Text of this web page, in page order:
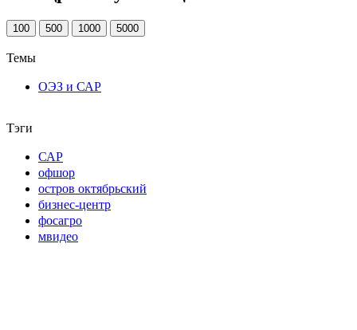
100 500 1000 5000
Темы
ОЭЗ и САР
Тэги
САР
офшор
остров октябрьский
бизнес-центр
фосагро
мвидео